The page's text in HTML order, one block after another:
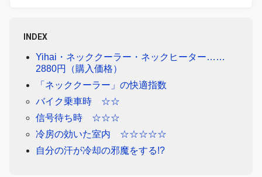
INDEX
Yihai・ネッククーラー・ネックヒーター……
2880円（購入価格）
「ネッククーラー」の快適指数
バイク乗車時 ☆☆
信号待ち時 ☆☆☆
冷房の効いた室内 ☆☆☆☆☆
自分の汗が冷却の邪魔をする!?